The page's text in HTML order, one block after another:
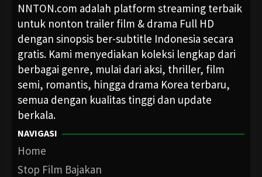
NNTON.com adalah platform streaming terbaik
untuk nonton trailer film & drama Full HD
dengan sinopsis ber-subtitle Indonesia secara
gratis. Kami menyediakan koleksi lengkap dari
berbagai genre, mulai dari aksi, thriller, film
semi, romantis, hingga drama Korea terbaru,
semua dengan kualitas tinggi dan update
berkala.
NAVIGASI
Home
Stop Film Bajakan